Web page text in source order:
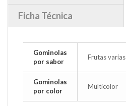
Ficha Técnica
Gominolas
por sabor
Frutas varias
Gominolas
por color
Multicolor